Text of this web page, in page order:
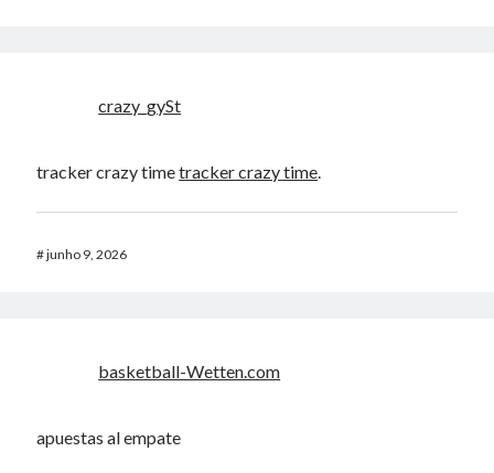
crazy_gySt
tracker crazy timetracker crazy time.
#junho 9, 2026
basketball-Wetten.com
apuestas al empate